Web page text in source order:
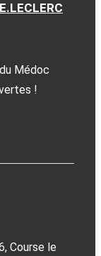
Médoc
!
Course le